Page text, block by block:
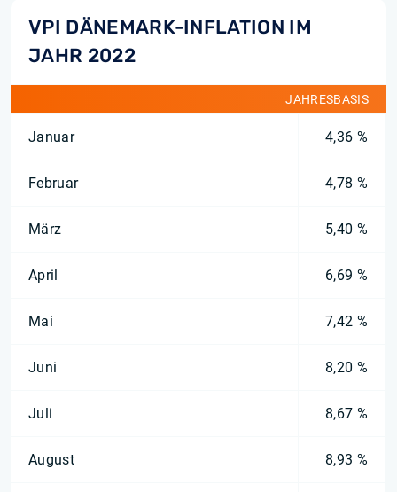
VPI DÄNEMARK-INFLATION IM
JAHR 2022
JAHRESBASIS
Januar 4,36 %
Februar 4,78 %
März 5,40 %
April 6,69 %
Mai 7,42 %
Juni 8,20 %
Juli 8,67 %
August 8,93 %